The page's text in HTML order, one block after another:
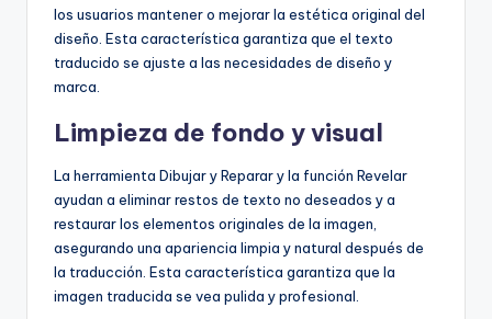
los usuarios mantener o mejorar la estética original del
diseño. Esta característica garantiza que el texto
traducido se ajuste a las necesidades de diseño y
marca.
Limpieza de fondo y visual
La herramienta Dibujar y Reparar y la función Revelar
ayudan a eliminar restos de texto no deseados y a
restaurar los elementos originales de la imagen,
asegurando una apariencia limpia y natural después de
la traducción. Esta característica garantiza que la
imagen traducida se vea pulida y profesional.